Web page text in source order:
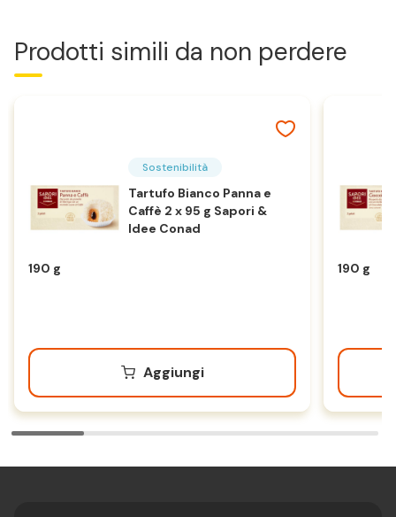
Prodotti simili da non perdere
Sostenibilità
Tartufo Bianco Panna e
Caffè 2 x 95 g Sapori &
Idee Conad
190 g
Aggiungi
190 g